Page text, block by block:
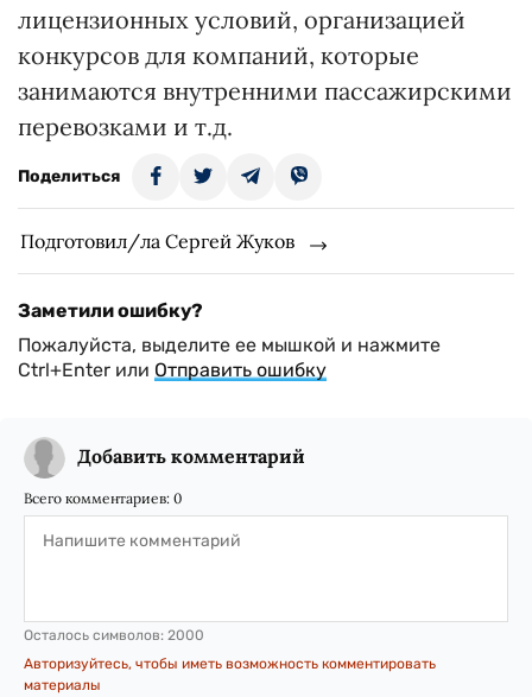
лицензионных условий, организацией
конкурсов для компаний, которые
занимаются внутренними пассажирскими
перевозками и т.д.
Поделиться
Подготовил/ла Сергей Жуков
Заметили ошибку?
Пожалуйста, выделите ее мышкой и нажмите
Ctrl+Enter или Отправить ошибку
Добавить комментарий
Всего комментариев: 0
Осталось символов: 2000
Авторизуйтесь, чтобы иметь возможность комментировать
материалы